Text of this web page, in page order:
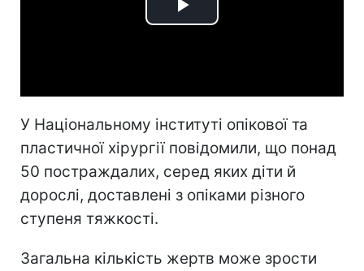
Play
У Національному інституті опікової та
пластичної хірургії повідомили, що понад
50 постраждалих, серед яких діти й
дорослі, доставлені з опіками різного
ступеня тяжкості.
Загальна кількість жертв може зрости